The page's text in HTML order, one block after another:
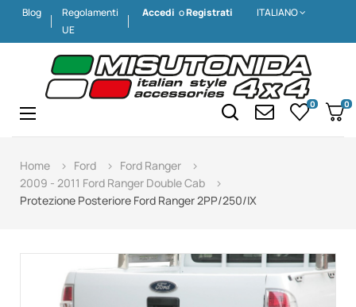
ITALIANO
Blog
Regolamenti
UE
Accedi oRegistrati
Navigazione
☰ 0 0
Home Ford
Ford Ranger
2009 - 2011 Ford Ranger Double Cab
Protezione Posteriore Ford Ranger 2PP/250/IX